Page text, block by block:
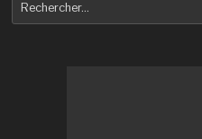
pour